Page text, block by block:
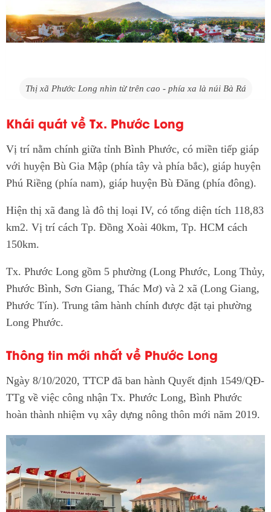
Thị xã Phước Long nhìn từ trên cao - phía xa là núi Bà Rá
Khái quát về Tx. Phước Long
Vị trí nằm chính giữa tỉnh Bình Phước, có miền tiếp giáp
với huyện Bù Gia Mập (phía tây và phía bắc), giáp huyện
Phú Riềng (phía nam), giáp huyện Bù Đăng (phía đông).
Hiện thị xã đang là đô thị loại IV, có tổng diện tích 118,83
km2. Vị trí cách Tp. Đồng Xoài 40km, Tp. HCM cách
150km.
Tx. Phước Long gồm 5 phường (Long Phước, Long Thủy,
Phước Bình, Sơn Giang, Thác Mơ) và 2 xã (Long Giang,
Phước Tín). Trung tâm hành chính được đặt tại phường
Long Phước.
Thông tin mới nhất về Phước Long
Ngày 8/10/2020, TTCP đã ban hành Quyết định 1549/QĐ-
TTg về việc công nhận Tx. Phước Long, Bình Phước
hoàn thành nhiệm vụ xây dựng nông thôn mới năm 2019.